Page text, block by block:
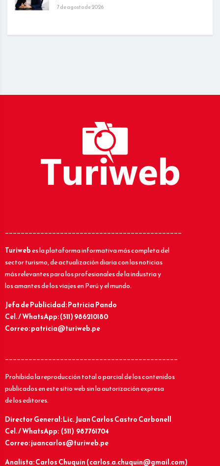
7 de agosto de 2026
_____________________________________________
Turiwebes la plataforma informativa más completa del
sector turismo, de actualización diaria con las noticias
más relevantes para los profesionales de la industria y
los amantes de los viajes en Perú y el mundo.
Jefa de Publicidad: Patricia Pando
Cel. / WhatsApp: (511) 986210180
Correo: patricia@turiweb.pe
____________________________________________
Prohibida la reproducción total o parcial de los contenidos
publicados en este sitio web sin la autorización expresa
de los editores.
Director General: Lic.Juan Carlos Castro Carbonell
Cel. / WhatsApp: (511) 987761704
Correo: juancarlos@turiweb.pe
Analista: Carlos Chuquín (carlos.a.chuquin@gmail.com)